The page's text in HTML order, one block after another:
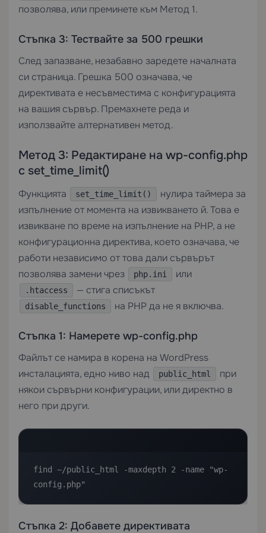
позволява, или преминете към Метод 1.
Стъпка 3: Тествайте за 500 грешки
След запазване, незабавно заредете началната
си страница. Грешка 500 означава, че
директивата е несъвместима с конфигурацията
на вашия сървър. Премахнете реда и
използвайте алтернативен метод.
Метод 3: Редактиране на wp-config.php
с set_time_limit()
Функцията set_time_limit()
нулира таймера за
изпълнение от момента на извикването й. Това е
извикване по време на изпълнение на PHP, а не
конфигурационна директива, което означава, че
работи независимо от това дали сървърът
позволява замени чрез
php.ini или
.htaccess — стига списъкът
disable_functions на PHP да не я включва.
Стъпка 1: Намерете wp-config.php
Файлът се намира в корена на WordPress
инсталацията, едно ниво над
public_html
при
някои сървърни конфигурации, или директно в
него при други.
find ~/public_html -maxdepth 2 -name "wp-
config.php"
Стъпка 2: Добавете директивата